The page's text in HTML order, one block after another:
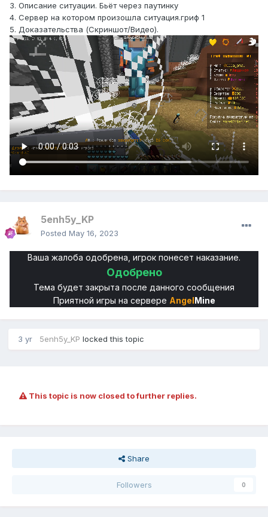
3. Описание ситуации. Бьёт через паутинку
4. Сервер на котором произошла ситуация.гриф 1
5. Доказательства (Скриншот/Видео).
5enh5y_KP
Posted May 16, 2023
Ваша жалоба одобрена, игрок понесет наказание.
Одобрено
Тема будет закрыта после данного сообщения
Приятной игры на сервере AngelMine
3 yr 5enh5y_KP locked this topic
This topic is now closed to further replies.
Share
Followers 0